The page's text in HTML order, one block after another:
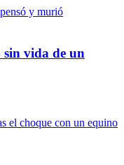
vida de un